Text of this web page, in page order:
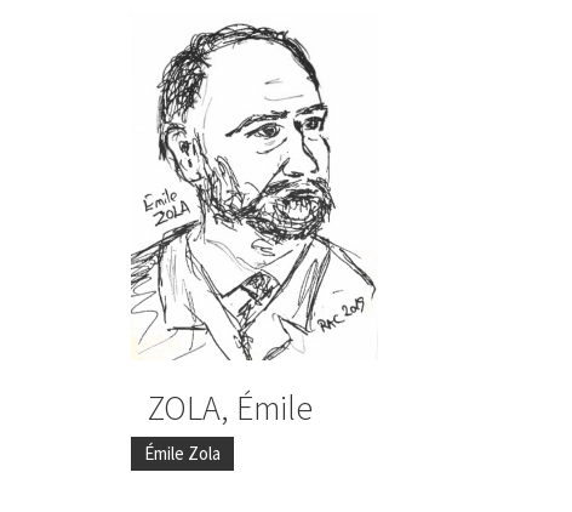
ZOLA, Émile
Émile Zola